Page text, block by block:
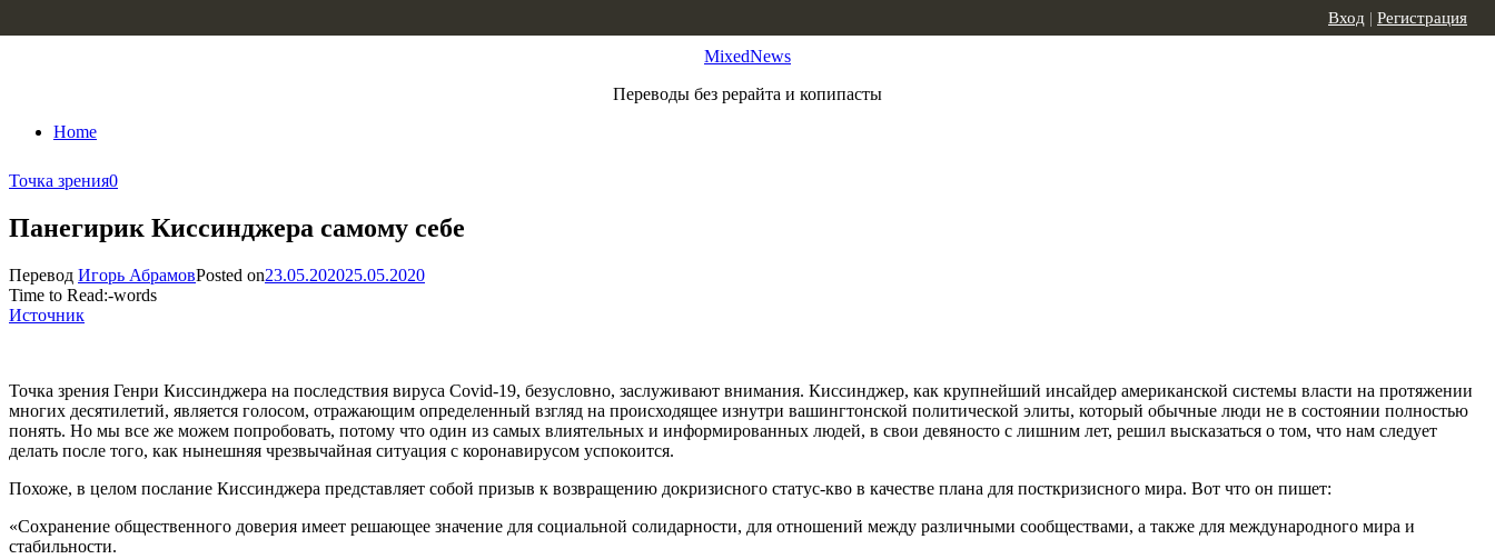
MixedNews
Переводы без рерайта и копипасты
Home
Вход | Регистрация
Точка зрения0
Панегирик Киссинджера самому себе
Перевод Игорь АбрамовPosted on23.05.202025.05.2020
Time to Read:-words
Источник
Точка зрения Генри Киссинджера на последствия вируса Covid-19, безусловно, заслуживают внимания. Киссинджер, как крупнейший инсайдер американской системы власти на протяжении
многих десятилетий, является голосом, отражающим определенный взгляд на происходящее изнутри вашингтонской политической элиты, который обычные люди не в состоянии полностью
понять. Но мы все же можем попробовать, потому что один из самых влиятельных и информированных людей, в свои девяносто с лишним лет, решил высказаться о том, что нам следует
делать после того, как нынешняя чрезвычайная ситуация с коронавирусом успокоится.
Похоже, в целом послание Киссинджера представляет собой призыв к возвращению докризисного статус-кво в качестве плана для посткризисного мира. Вот что он пишет:
«Сохранение общественного доверия имеет решающее значение для социальной солидарности, для отношений между различными сообществами, а также для международного мира и
стабильности.